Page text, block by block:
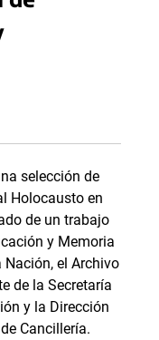
selección de
Holocausto en
de un trabajo
y Memoria
el Archivo
de la Secretaría
y la Dirección
Cancillería.